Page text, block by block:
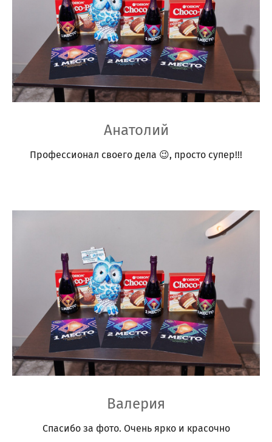
Анатолий
Профессионал своего дела 😉, просто супер!!!
Валерия
Спасибо за фото. Очень ярко и красочно